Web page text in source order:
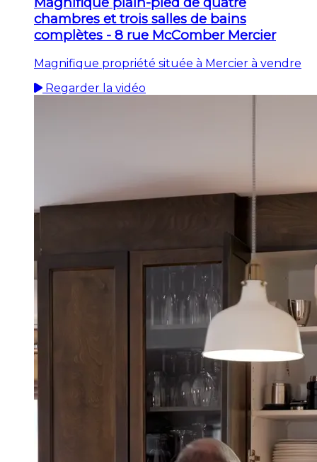
chambres et trois salles de bains
complètes - 8 rue McComber Mercier
Magnifique propriété située à Mercier à vendre
Regarder la vidéo